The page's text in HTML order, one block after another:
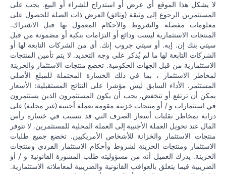
لا يشكل هذا الموقع أي عرض أو استدراج للشراء أو البيع. يجب على
المستثمرين الرجوع إلى وثيقة (وثائق) العرض ذات الصلة للحصول على
معلومات مفصلة والشروط والأحكام المعمول بها قبل الاشتراك.
المنتجات الاستثمارية ليست ودائع أو التزامات بنكية أو مضمونة من قبل
سيتي بنك إن. إيه. أو سيتي جروب إنك. أي من الشركات التابعة لها أو
الشركات التابعة لها ما لم يُذكر على وجه التحديد. لا يتم تأمين المنتجات
الاستثمارية من قبل الجهات الحكومية. تخضع منتجات الاستثمار والخزينة
لمخاطر الاستثمار ، بما في ذلك الخسارة المحتملة للمبلغ الأصلي
المستثمر. الأداء السابق ليس مؤشرا على النتائج المستقبلية: الأسعار
يمكن أن ترتفع أو تنخفض. يجب أن يكون المستثمرون الذين يستثمرون
في استثمارات و / أو منتجات خزينة مقومة بعملة أجنبية (غير محلية) على
دراية بمخاطر تقلبات أسعار الصرف التي قد تتسبب في خسارة رأس
المال عند تحويل العملة الأجنبية إلى العملة المحلية للمستثمرين. لا تتوفر
منتجات الاستثمار والخزانة للأشخاص الأمريكيين. تخضع جميع طلبات
الاستثمار ومنتجات الخزينة لشروط وأحكام الاستثمار الفردي ومنتجات
الخزينة. يدرك العميل أنه من مسؤوليته طلب المشورة القانونية و / أو
الضريبية فيما يتعلق بالعواقب القانونية والضريبية لمعاملاته الاستثمارية.